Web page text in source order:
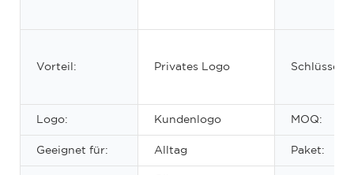
Vorteil: Privates Logo
Logo: Kundenlogo MOQ:
Geeignet für: Alltag Paket: